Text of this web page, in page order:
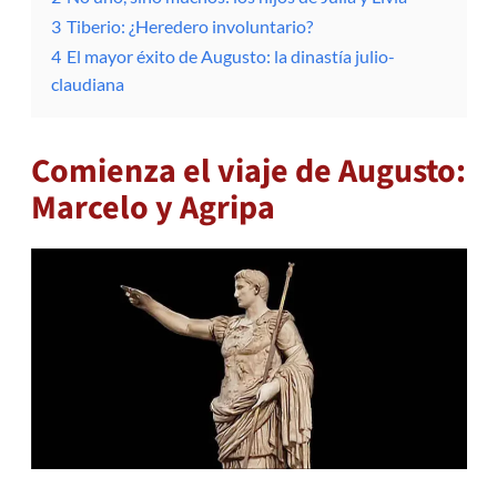
3 Tiberio: ¿Heredero involuntario?
4 El mayor éxito de Augusto: la dinastía julio-
claudiana
Comienza el viaje de Augusto:
Marcelo y Agripa